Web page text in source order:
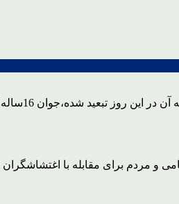
فرهاد زیویار در حاشیه
و مردم برای مقابله با